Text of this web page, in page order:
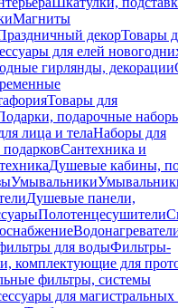
Магниты
декорТовары
для елей
гирлянды, декорации
Товары для
подарочные
лица и телаНаборы для
Сантехника и
Душевые кабины,
Умывальники
Душевые панели,
Полотенцесушители
для водыФильтры-
комплектующие для
фильтры, системы
для магистральных